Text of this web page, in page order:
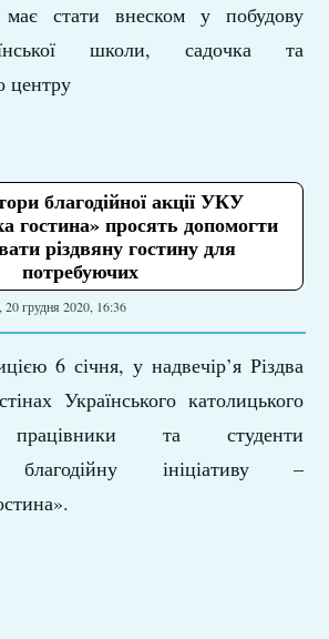
має стати внеском у побудову
школи, садочка та
центру
благодійної акції УКУ
гостина» просять допомогти
різдвяну гостину для
потребуючих
20 грудня 2020, 16:36
6 січня, у надвечір’я Різдва
Українського католицького
працівники та студенти
благодійну ініціативу –